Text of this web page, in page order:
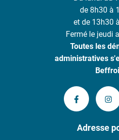
de 8h30 à
et de 13h30
Fermé le jeudi
Toutes les
administratives
Lien vers le
Adresse